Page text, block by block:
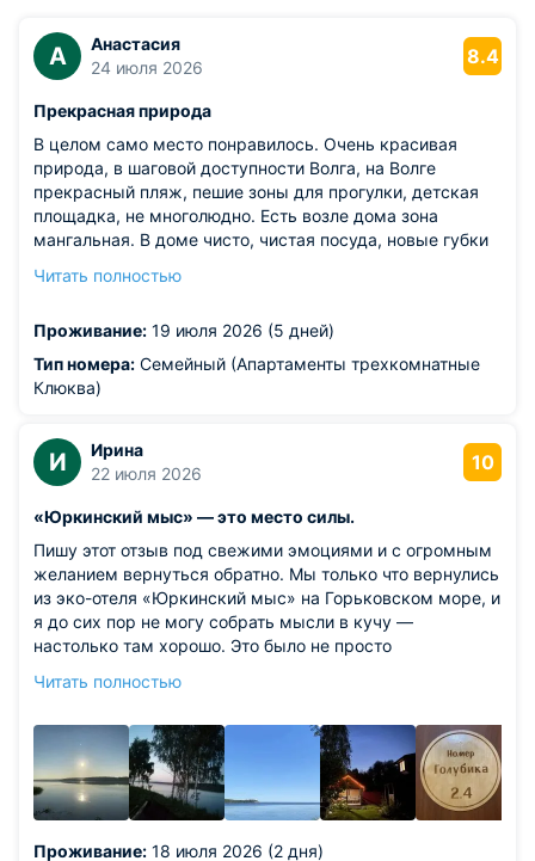
А
Анастасия
24 июля 2026
8.4
Прекрасная природа
В целом само место понравилось. Очень красивая
природа, в шаговой доступности Волга, на Волге
прекрасный пляж, пешие зоны для прогулки, детская
площадка, не многолюдно. Есть возле дома зона
мангальная. В доме чисто, чистая посуда, новые губки
сапы, катамаран, лодки, велосипеды, баня.
втором этаже отдельно сдавались комнаты и хождение
людей было слышно так, как будто по голове стучат,
особенно с утра. Жесткие матрацы, спать некомфортно.
сдавался частями не на одну семью.
Читать полностью
Проживание: 19 июля 2026 (5 дней)
Тип номера: Семейный (Апартаменты трехкомнатные
Клюква)
И
Ирина
22 июля 2026
10
«Юркинский мыс» — это место силы.
Пишу этот отзыв под свежими эмоциями и с огромным
желанием вернуться обратно. Мы только что вернулись
из эко-отеля «Юркинский мыс» на Горьковском море, и
я до сих пор не могу собрать мысли в кучу —
настолько там хорошо. Это было не просто
природой. «Юркинский мыс» — это место силы. Отель
врезается в воду. С одной стороны — бескрайняя
водная гладь Горьковского моря, с другой — тихая
заводь. Красотаааааааааа!! В доме есть абсолютно все
для проживания и чистота, сразу видно, что сделано
Читать полностью
Проживание: 18 июля 2026 (2 дня)